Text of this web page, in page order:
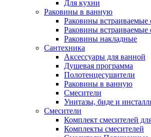
Для кухни
Раковины в ванную
Раковины встраиваемые
Раковины встраиваемые
Раковины накладные
Сантехника
Аксессуары для ванной
Душевая программа
Полотенцесушители
Раковины в ванную
Смесители
Унитазы, биде и
Смесители
Комплект смесителей
Комплекты смесителей